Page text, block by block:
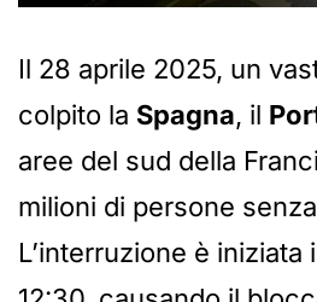
Il 28 aprile 2025, un
colpito la Spagna, il
aree del sud della
milioni di persone
L’interruzione è iniziata